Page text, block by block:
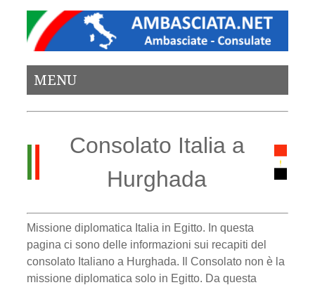
MENU
Consolato Italia a
Hurghada
Missione diplomatica Italia in Egitto. In questa
pagina ci sono delle informazioni sui recapiti del
consolato Italiano a Hurghada. Il Consolato non è la
missione diplomatica solo in Egitto. Da questa